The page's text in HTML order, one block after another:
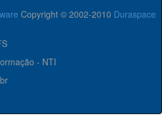
Copyright © 2002-2010 Duraspace
- NTI